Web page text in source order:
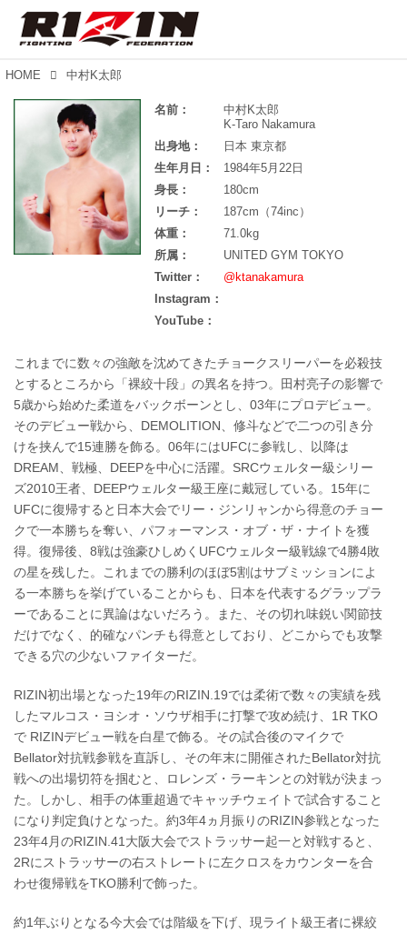
HOME 中村K太郎
名前：
中村K太郎
K-Taro Nakamura
出身地：
日本 東京都
生年月日：
1984年5月22日
身長：
180cm
リーチ：
187cm（74inc）
体重：
71.0kg
所属：
UNITED GYM TOKYO
Twitter：
@ktanakamura
Instagram：
YouTube：
これまでに数々の強敵を沈めてきたチョークスリーパーを必殺技
とするところから「裸絞十段」の異名を持つ。田村亮子の影響で
5歳から始めた柔道をバックボーンとし、03年にプロデビュー。
そのデビュー戦から、DEMOLITION、修斗などで二つの引き分
けを挟んで15連勝を飾る。06年にはUFCに参戦し、以降は
DREAM、戦極、DEEPを中心に活躍。SRCウェルター級シリー
ズ2010王者、DEEPウェルター級王座に戴冠している。15年に
UFCに復帰すると日本大会でリー・ジンリャンから得意のチョー
クで一本勝ちを奪い、パフォーマンス・オブ・ザ・ナイトを獲
得。復帰後、8戦は強豪ひしめくUFCウェルター級戦線で4勝4敗
の星を残した。これまでの勝利のほぼ5割はサブミッションによ
る一本勝ちを挙げていることからも、日本を代表するグラップラ
ーであることに異論はないだろう。また、その切れ味鋭い関節技
だけでなく、的確なパンチも得意としており、どこからでも攻撃
できる穴の少ないファイターだ。
RIZIN初出場となった19年のRIZIN.19では柔術で数々の実績を残
したマルコス・ヨシオ・ソウザ相手に打撃で攻め続け、1R TKO
で RIZINデビュー戦を白星で飾る。その試合後のマイクで
Bellator対抗戦参戦を直訴し、その年末に開催されたBellator対抗
戦への出場切符を掴むと、ロレンズ・ラーキンとの対戦が決まっ
た。しかし、相手の体重超過でキャッチウェイトで試合すること
になり判定負けとなった。約3年4ヵ月振りのRIZIN参戦となった
23年4月のRIZIN.41大阪大会でストラッサー起一と対戦すると、
2Rにストラッサーの右ストレートに左クロスをカウンターを合
わせ復帰戦をTKO勝利で飾った。
約1年ぶりとなる今大会では階級を下げ、現ライト級王者に裸絞